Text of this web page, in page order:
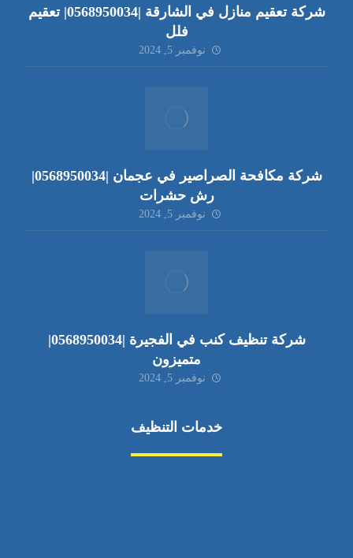
شركة تعقيم منازل في الشارقة |0568950034| تعقيم
فلل
نوفمبر 5, 2024
شركة مكافحة الصراصير في عجمان |0568950034|
رش حشرات
نوفمبر 5, 2024
شركة تنظيف كنب في الفجيرة |0568950034|
متميزون
نوفمبر 5, 2024
خدمات التنظيف